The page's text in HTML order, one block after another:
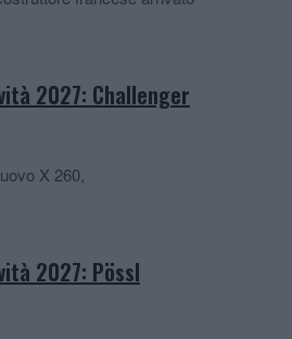
2027: Challenger
X 260,
2027: Pössl